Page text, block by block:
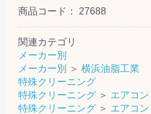
商品コード： 27688
関連カテゴリ
メーカー別
メーカー別
＞ 横浜油脂工業
特殊クリーニング
特殊クリーニング ＞ エアコン
特殊クリーニング ＞ エアコン